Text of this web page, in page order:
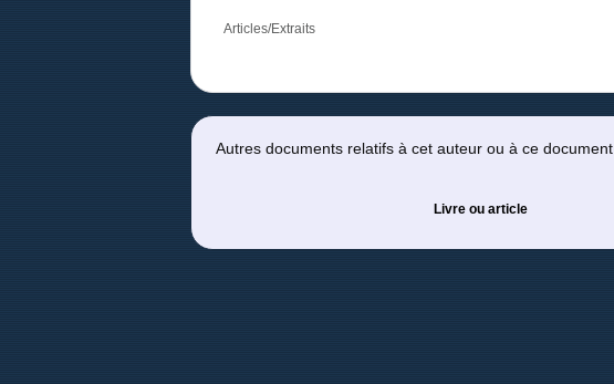
Articles/Extraits
Autres documents relatifs à cet auteur ou à ce document
Livre ou article